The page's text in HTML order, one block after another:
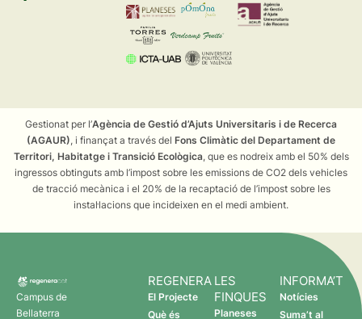
Gestionat per l’Agència de Gestió d’Ajuts Universitaris i de Recerca
(AGAUR) , i finançat a través del Fons Climàtic del Departament de
Territori, Habitatge i Transició Ecològica , que es nodreix amb el 50% dels
ingressos obtinguts amb l’impost sobre les emissions de CO2 dels vehicles
de tracció mecànica i el 20% de la recaptació de l’impost sobre les
instal·lacions que incideixen en el medi ambient.
Campus de
Bellaterra
REGENERA
El Projecte
Què és
LES
FINQUES
Planeses
INFORMA’T
Notícies
Suma’t al